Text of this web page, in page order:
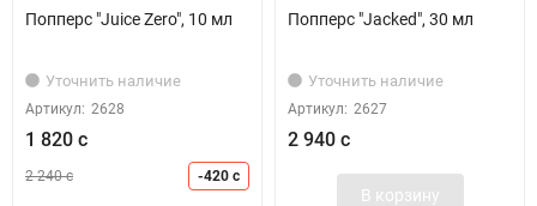
Попперс "Juice Zero", 10 мл
Уточнить наличие
Артикул: 2628
1 820 с
2 240 с -420 с
Попперс "Jacked", 30 мл
Уточнить наличие
Артикул: 2627
2 940 с
В корзину